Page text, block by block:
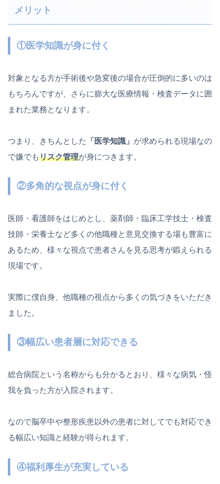
メリット
①医学知識が身に付く
対象となる方が手術後や急変後の場合が圧倒的に多いのは
もちろんですが、さらに膨大な医療情報・検査データに囲
まれた業務となります。
つまり、きちんとした 「医学知識」 が求められる現場なの
で嫌でもリスク管理が身につきます。
②多角的な視点が身に付く
医師・看護師をはじめとし、薬剤師・臨床工学技士・検査
技師・栄養士など多くの他職種と意見交換する場も豊富に
あるため、様々な視点で患者さんを見る思考が鍛えられる
現場です。
実際に僕自身、他職種の視点から多くの気づきをいただき
ました。
③幅広い患者層に対応できる
総合病院という名称からも分かるとおり、様々な病気・怪
我を負った方が入院されます。
なので脳卒中や整形疾患以外の患者に対してでも対応でき
る幅広い知識と経験が得られます。
④福利厚生が充実している